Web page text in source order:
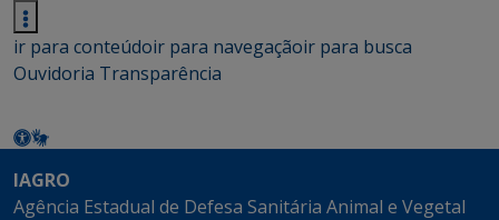
ir para conteúdoir para navegaçãoir para busca
Ouvidoria Transparência
IAGRO
Agência Estadual de Defesa Sanitária Animal e Vegetal